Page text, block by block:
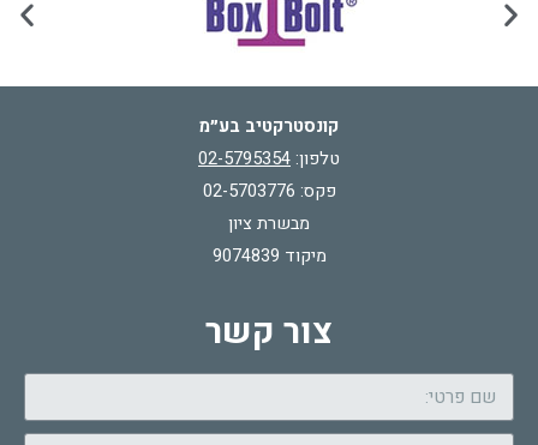
קונסטרקטיב בע״מ
טלפון: 02-5795354
פקס: 02-5703776
מבשרת ציון
מיקוד 9074839
צור קשר